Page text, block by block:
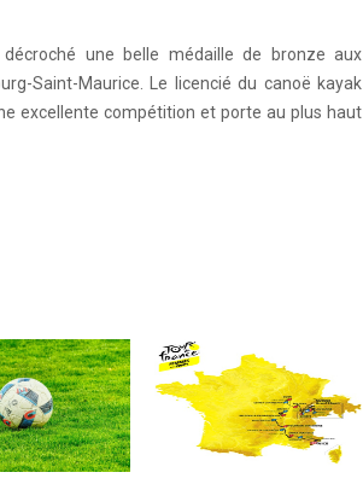
une belle médaille de bronze aux
Saint-Maurice. Le licencié du canoë kayak
excellente compétition et porte au plus haut